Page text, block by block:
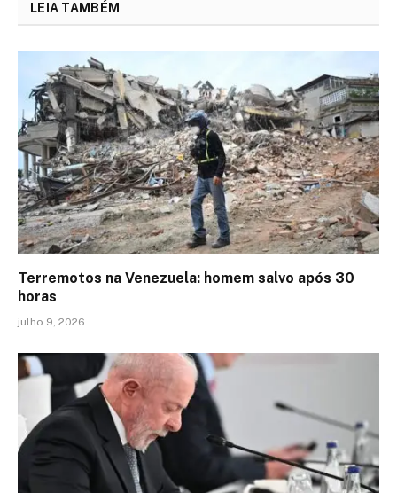
LEIA TAMBÉM
Terremotos na Venezuela: homem salvo após 30
horas
julho 9, 2026